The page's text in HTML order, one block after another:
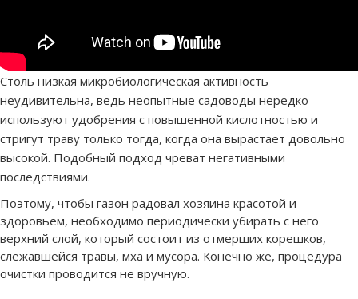
Столь низкая микробиологическая активность
неудивительна, ведь неопытные садоводы нередко
используют удобрения с повышенной кислотностью и
стригут траву только тогда, когда она вырастает довольно
высокой. Подобный подход чреват негативными
последствиями.
Поэтому, чтобы газон радовал хозяина красотой и
здоровьем, необходимо периодически убирать с него
верхний слой, который состоит из отмерших корешков,
слежавшейся травы, мха и мусора. Конечно же, процедура
очистки проводится не вручную.